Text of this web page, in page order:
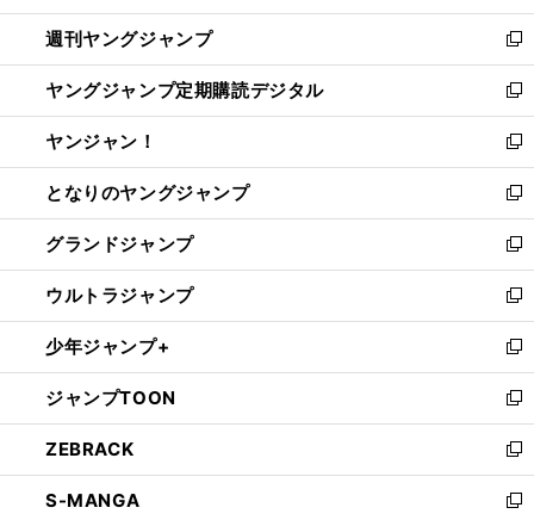
開
く
ウ
で
開
く
ン
ド
ウ
で
開
く
ウ
ィ
ン
ド
ウ
で
開
く
週刊ヤングジャンプ
新
し
い
ウ
ィ
ン
ド
ウ
で
開
く
ヤングジャンプ定期購読デジタル
新
し
い
ウ
ィ
ン
ド
ウ
で
開
く
ヤンジャン！
新
し
い
ウ
ィ
ン
ド
ウ
で
開
く
となりのヤングジャンプ
新
し
い
ウ
ィ
ン
ド
ウ
で
開
く
グランドジャンプ
新
し
い
ウ
ィ
ン
ド
ウ
で
開
く
ウルトラジャンプ
新
し
い
ウ
ィ
ン
ド
ウ
で
少年ジャンプ+
新
し
い
ウ
ィ
ン
ド
ジャンプTOON
新
し
い
ウ
ィ
ZEBRACK
新
し
い
S-MANGA 新